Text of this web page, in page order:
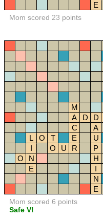
E
Mom scored 23 points
M
A
D D
C
A
L
O T E
U
I
O U R
P
O
N
H
E
I
N
E
Mom scored 6 points
Safe V!